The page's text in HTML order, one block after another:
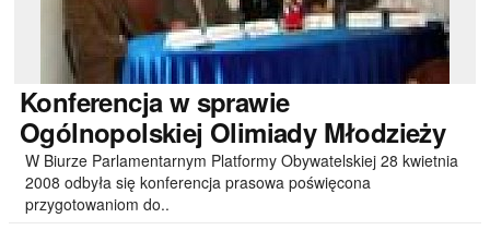
Konferencjaw sprawie
Ogólnopolskiej Olimiady Młodzieży
W Biurze Parlamentarnym Platformy Obywatelskiej 28 kwietnia
2008 odbyła się konferencja prasowa poświęcona
przygotowaniom do..